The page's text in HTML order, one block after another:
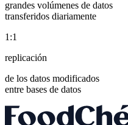
grandes volúmenes de datos
transferidos diariamente
1:1
replicación
de los datos modificados
entre bases de datos